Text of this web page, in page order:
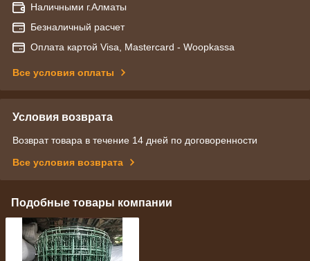
Наличными г.Алматы
Безналичный расчет
Оплата картой Visa, Mastercard - Woopkassa
Все условия оплаты
Условия возврата
Возврат товара в течение 14 дней по договоренности
Все условия возврата
Подобные товары компании